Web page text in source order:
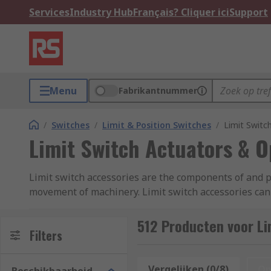
ServicesIndustry HubFrançais? Cliquer iciSupport
Menu Fabrikantnummer
/ Switches / Limit & Position Switches / Limit
Limit Switch Actuators &
Limit switch accessories are the components of and
movement of machinery. Limit switch accessories
How do limit switches work?
the switch acts to make or break the circuit
Filters 512 Producten voor